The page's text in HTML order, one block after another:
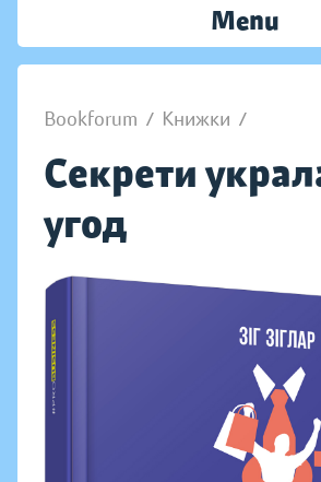
Menu
Bookforum / Книжки /
Секрети
угод